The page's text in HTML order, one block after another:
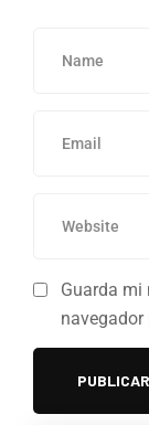
Guarda mi
navegador